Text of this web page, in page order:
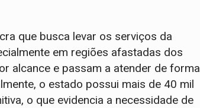
que busca levar os serviços da
em regiões afastadas dos
alcance e passam a atender de forma
o estado possui mais de 40 mil
o que evidencia a necessidade de